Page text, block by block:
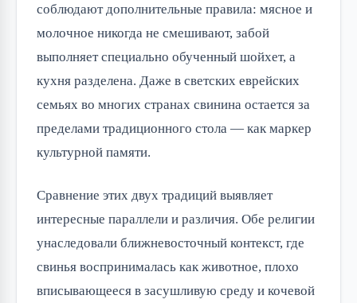
соблюдают дополнительные правила: мясное и
молочное никогда не смешивают, забой
выполняет специально обученный шойхет, а
кухня разделена. Даже в светских еврейских
семьях во многих странах свинина остается за
пределами традиционного стола — как маркер
культурной памяти.
Сравнение этих двух традиций выявляет
интересные параллели и различия. Обе религии
унаследовали ближневосточный контекст, где
свинья воспринималась как животное, плохо
вписывающееся в засушливую среду и кочевой